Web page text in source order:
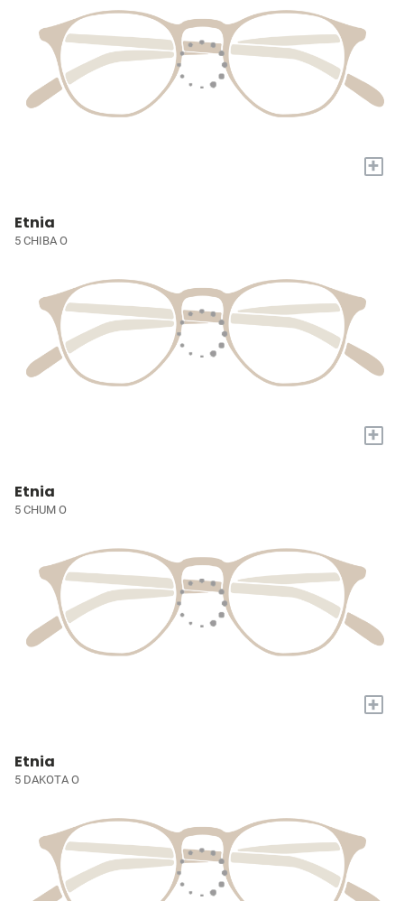
+
Etnia
5 CHIBA O
+
Etnia
5 CHUM O
+
Etnia
5 DAKOTA O